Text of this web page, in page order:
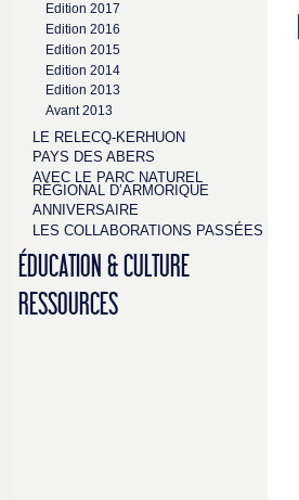
Edition 2017
Edition 2016
Edition 2015
Edition 2014
Edition 2013
Avant 2013
LE RELECQ-KERHUON
PAYS DES ABERS
AVEC LE PARC NATUREL
RÉGIONAL D’ARMORIQUE
ANNIVERSAIRE
LES COLLABORATIONS PASSÉES
ÉDUCATION & CULTURE
RESSOURCES